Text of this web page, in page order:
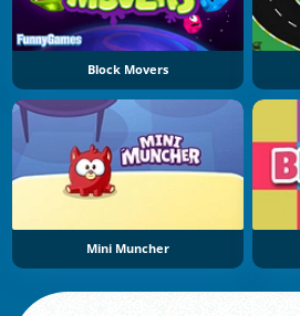
Block Movers
Mini Muncher